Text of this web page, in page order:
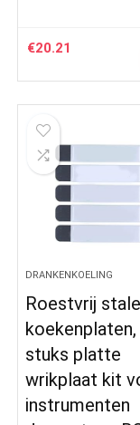
€20.21
DRANKENKOELING
Roestvrij
koekenplaten,
stuks platte
wrikplaat kit
instrumenten